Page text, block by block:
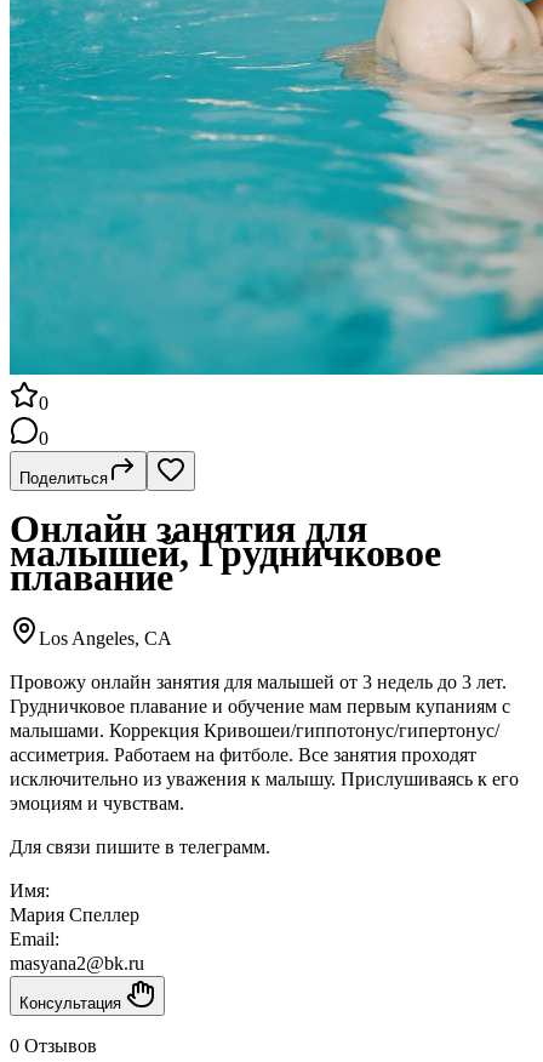
0
0
Поделиться
Онлайн занятия для
малышей, Грудничковое
плавание
Los Angeles, CA
Провожу онлайн занятия для малышей от 3 недель до 3 лет.
Грудничковое плавание и обучение мам первым купаниям с
малышами. Коррекция Кривошеи/гиппотонус/гипертонус/
ассиметрия. Работаем на фитболе. Все занятия проходят
исключительно из уважения к малышу. Прислушиваясь к его
эмоциям и чувствам.
Для связи пишите в телеграмм.
Имя:
Мария Спеллер
Email:
masyana2@bk.ru
Консультация
0 Отзывов